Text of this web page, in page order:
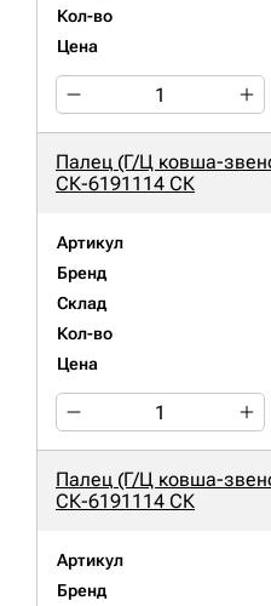
Кол-во
Цена
Палец (Г/Ц ковша-
СК-6191114 СК
Артикул
Бренд
Склад
Кол-во
Цена
Палец (Г/Ц ковша-
СК-6191114 СК
Артикул
Бренд